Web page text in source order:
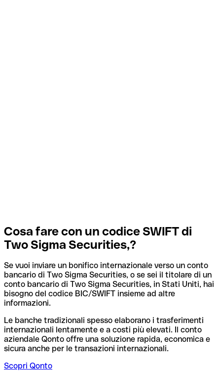
Cosa fare con un codice SWIFT di
Two Sigma Securities,?
Se vuoi inviare un bonifico internazionale verso un conto
bancario di Two Sigma Securities, o se sei il titolare di un
conto bancario di Two Sigma Securities, in Stati Uniti, hai
bisogno del codice BIC/SWIFT insieme ad altre
informazioni.
Le banche tradizionali spesso elaborano i trasferimenti
internazionali lentamente e a costi più elevati. Il conto
aziendale Qonto offre una soluzione rapida, economica e
sicura anche per le transazioni internazionali.
Scopri Qonto